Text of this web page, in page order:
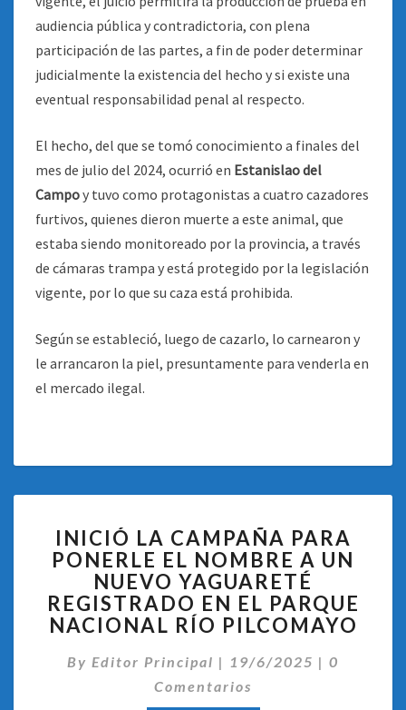
audiencia pública y contradictoria, con plena
participación de las partes, a fin de poder determinar
judicialmente la existencia del hecho y si existe una
eventual responsabilidad penal al respecto.
El hecho, del que se tomó conocimiento a finales del
mes de julio del 2024, ocurrió en Estanislao del
Campoy tuvo como protagonistas a cuatro cazadores
furtivos, quienes dieron muerte a este animal, que
estaba siendo monitoreado por la provincia, a través
de cámaras trampa y está protegido por la legislación
vigente, por lo que su caza está prohibida.
Según se estableció, luego de cazarlo, lo carnearon y
le arrancaron la piel, presuntamente para venderla en
el mercado ilegal.
LA
CAMPAÑA
PARA
PONERLE
EL
NOMBRE
A
UN
INICIÓ LA CAMPAÑA PARA
PONERLE EL NOMBRE A UN
NUEVO YAGUARETÉ
REGISTRADO EN EL PARQUE
NACIONAL RÍO PILCOMAYO
By Editor Principal | 19/6/2025 | 0
Comentarios